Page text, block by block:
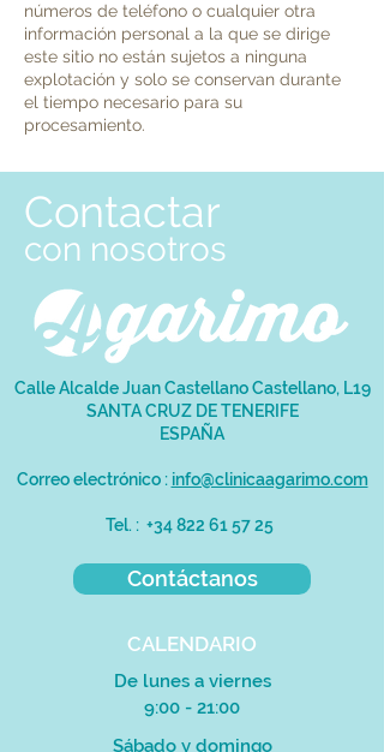
números de teléfono o cualquier otra
información personal a la que se dirige
este sitio no están sujetos a ninguna
explotación y solo se conservan durante
el tiempo necesario para su
procesamiento.
Calle Alcalde Juan Castellano Castellano, L19
SANTA CRUZ DE TENERIFE
ESPAÑA
Correo electrónico : info@clinicaagarimo.com
Tel. : +34 822 61 57 25
De lunes a viernes
9:00 - 21:00
Sábado y domingo
CALENDARIO
Contactar
con nosotros
Contáctanos